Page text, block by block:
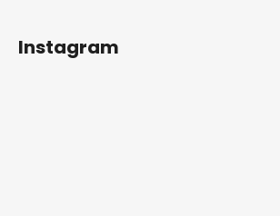
Instagram